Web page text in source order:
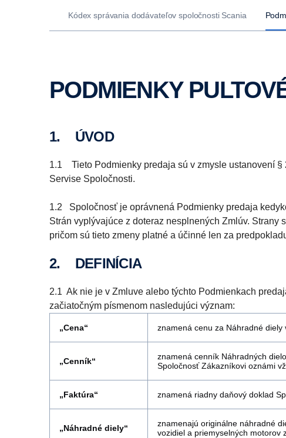
Kódex správania dodávateľov spoločnosti Scania
PODMIENKY
1. ÚVOD
1.1 Tieto Podmienky predaja sú v zmysle ustanovení
Servise Spoločnosti.
1.2 Spoločnosť je oprávnená Podmienky predaja
Strán vyplývajúce z doteraz nesplnených Zmlúv.
pričom sú tieto zmeny platné a účinné len za
2. DEFINÍCIA
2.1 Ak nie je v Zmluve alebo týchto Podmienkach
začiatočným písmenom nasledujúci význam:
„Cena“ znamená cenu za Náhradné diely
„Cenník“
znamená cenník Náhradných
Spoločnosť Zákazníkovi oznámi
„Faktúra“ znamená riadny daňový doklad
„Náhradné diely“
znamenajú originálne náhradné
vozidiel a priemyselných motorov